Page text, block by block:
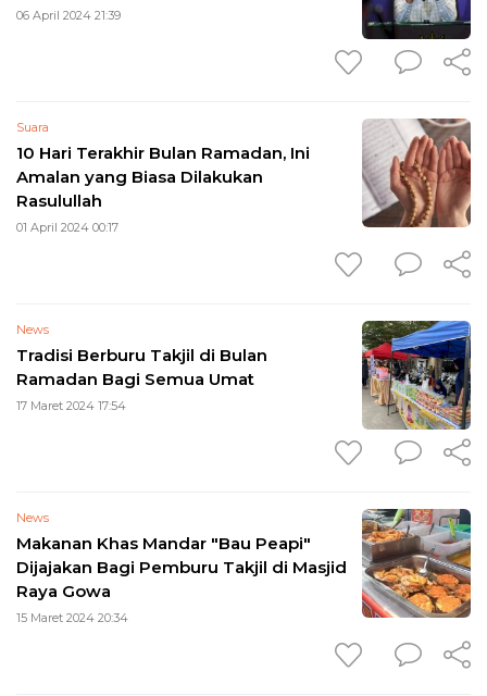
06 April 2024 21:39
Suara
10 Hari Terakhir Bulan Ramadan, Ini
Amalan yang Biasa Dilakukan
Rasulullah
01 April 2024 00:17
News
Tradisi Berburu Takjil di Bulan
Ramadan Bagi Semua Umat
17 Maret 2024 17:54
News
Makanan Khas Mandar "Bau Peapi"
Dijajakan Bagi Pemburu Takjil di Masjid
Raya Gowa
15 Maret 2024 20:34